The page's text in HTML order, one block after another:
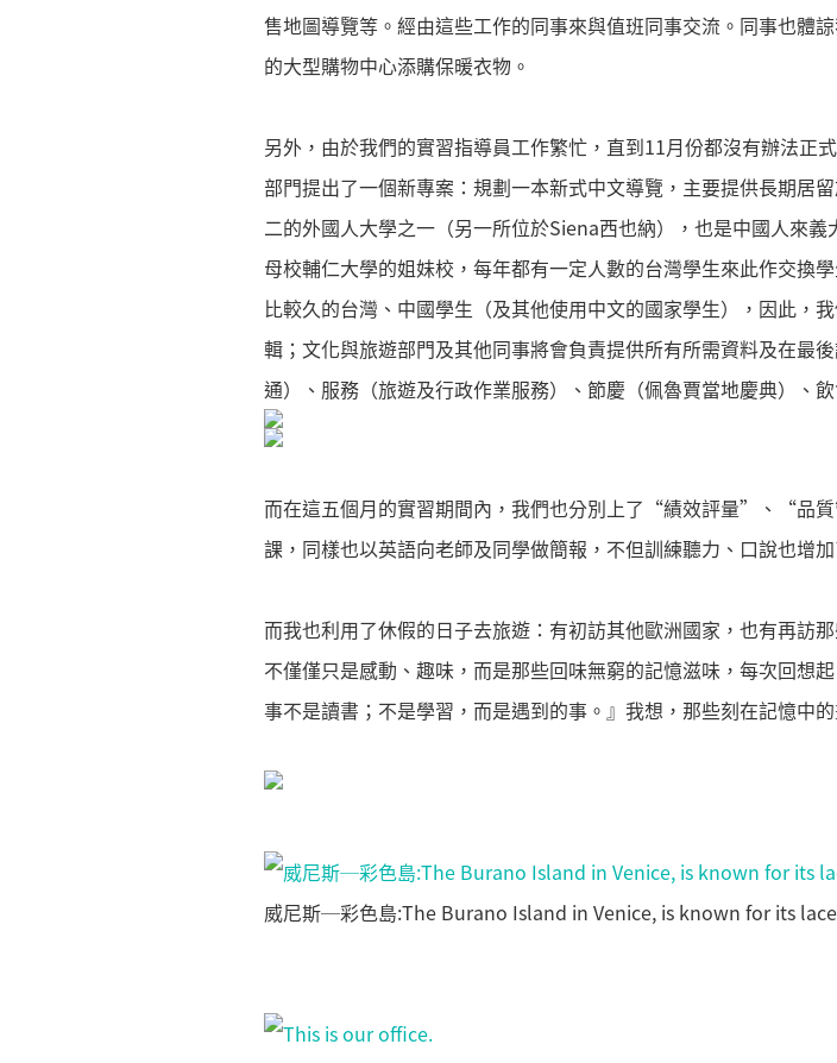
售地圖導覽等。經由這些工作的同事來與值班同事交流。同事也體
的大型購物中心添購保暖衣物。
另外，由於我們的實習指導員工作繁忙，直到11月份都沒有辦法正
部門提出了一個新專案：規劃一本新式中文導覽，主要提供長期居
二的外國人大學之一（另一所位於Siena西也納），也是中國人來
母校輔仁大學的姐妹校，每年都有一定人數的台灣學生來此作交換
比較久的台灣、中國學生（及其他使用中文的國家學生），因此，
輯；文化與旅遊部門及其他同事將會負責提供所有所需資料及在最
通）、服務（旅遊及行政作業服務）、節慶（佩魯賈當地慶典）、
而在這五個月的實習期間內，我們也分別上了“績效評量”、“品
課，同樣也以英語向老師及同學做簡報，不但訓練聽力、口說也增
而我也利用了休假的日子去旅遊：有初訪其他歐洲國家，也有再訪
不僅僅只是感動、趣味，而是那些回味無窮的記憶滋味，每次回想
事不是讀書；不是學習，而是遇到的事。』我想，那些刻在記憶中
威尼斯─彩色島:The Burano Island in Venice, is known for its